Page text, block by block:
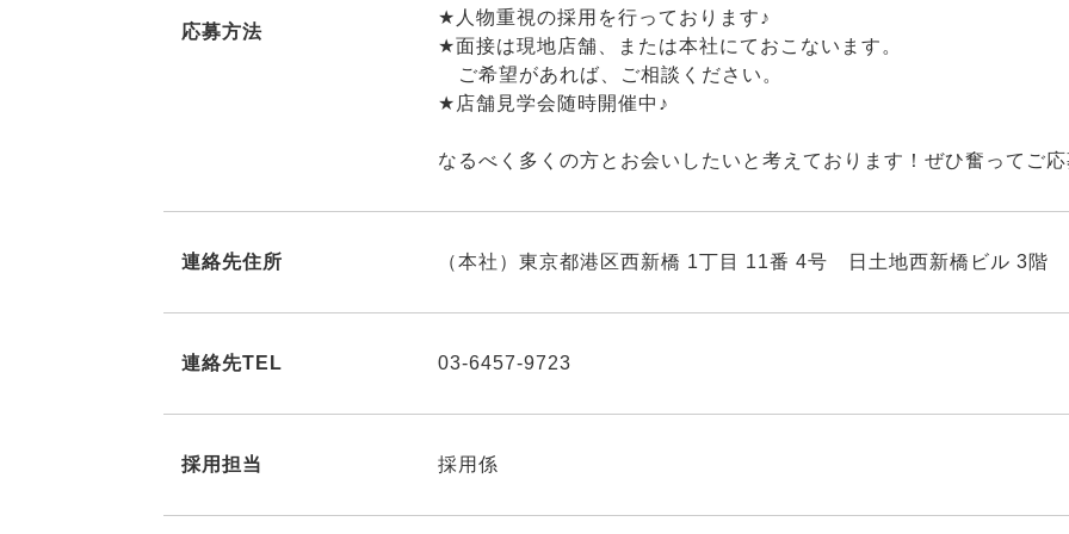
応募方法
★人物重視の採用を行っております♪
★面接は現地店舗、または本社にておこないます。
ご希望があれば、ご相談ください。
★店舗見学会随時開催中♪
なるべく多くの方とお会いしたいと考えております！ぜひ奮ってご応
連絡先住所 （本社）東京都港区西新橋 1丁目 11番 4号 日土地西新橋ビル 3階
連絡先TEL 03-6457-9723
採用担当 採用係